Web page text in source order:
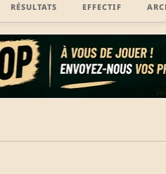
RÉSULTATS EFFECTIF